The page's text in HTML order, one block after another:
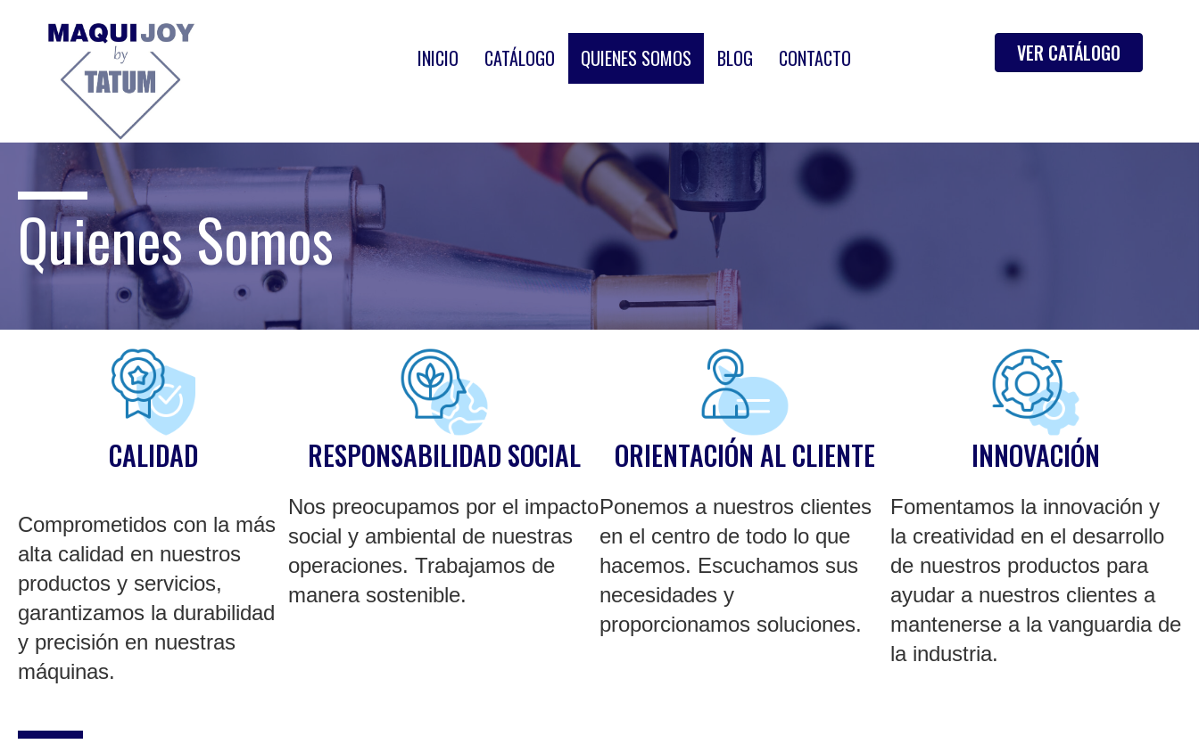
INICIO CATÁLOGO QUIENES SOMOS BLOG CONTACTO VER CATÁLOGO
Quienes Somos
CALIDAD
Comprometidos con la más
alta calidad en nuestros
productos y servicios,
garantizamos la durabilidad
y precisión en nuestras
máquinas.
RESPONSABILIDAD SOCIAL
Nos preocupamos por el impacto
social y ambiental de nuestras
operaciones. Trabajamos de
manera sostenible.
ORIENTACIÓN AL CLIENTE
Ponemos a nuestros clientes
en el centro de todo lo que
hacemos. Escuchamos sus
necesidades y
proporcionamos soluciones.
INNOVACIÓN
Fomentamos la innovación y
la creatividad en el desarrollo
de nuestros productos para
ayudar a nuestros clientes a
mantenerse a la vanguardia de
la industria.